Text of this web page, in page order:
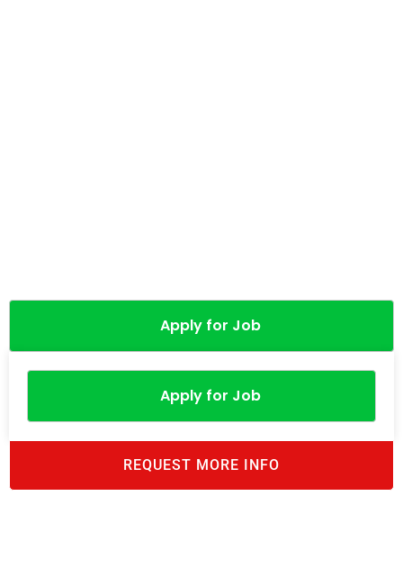
Apply for Job
Apply for Job
REQUEST MORE INFO